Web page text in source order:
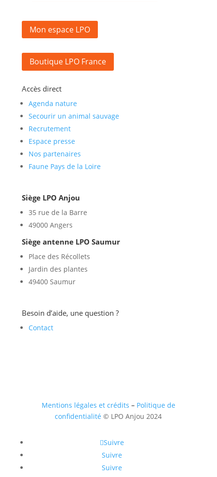
Mon espace LPO
Boutique LPO France
Accès direct
Agenda nature
Secourir un animal sauvage
Recrutement
Espace presse
Nos partenaires
Faune Pays de la Loire
Siège LPO Anjou
35 rue de la Barre
49000 Angers
Siège antenne LPO Saumur
Place des Récollets
Jardin des plantes
49400 Saumur
Besoin d’aide, une question ?
Contact
Mentions légales et crédits – Politique de
confidentialité © LPO Anjou 2024
Suivre
Suivre
Suivre